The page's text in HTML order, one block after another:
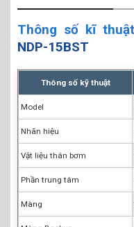
Thông số kĩ
NDP-15BST
Thông số kỹ thuật
Model
Nhãn hiệu
Vật liệu thân bơm
Phần trung tâm
Màng